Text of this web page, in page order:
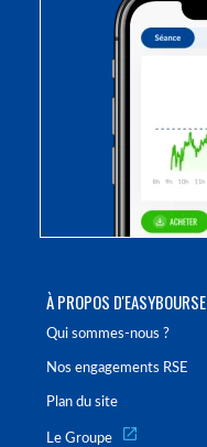
À PROPOS D'EASYBOURSE
Qui sommes-nous ?
Nos engagements RSE
Plan du site
Le Groupe